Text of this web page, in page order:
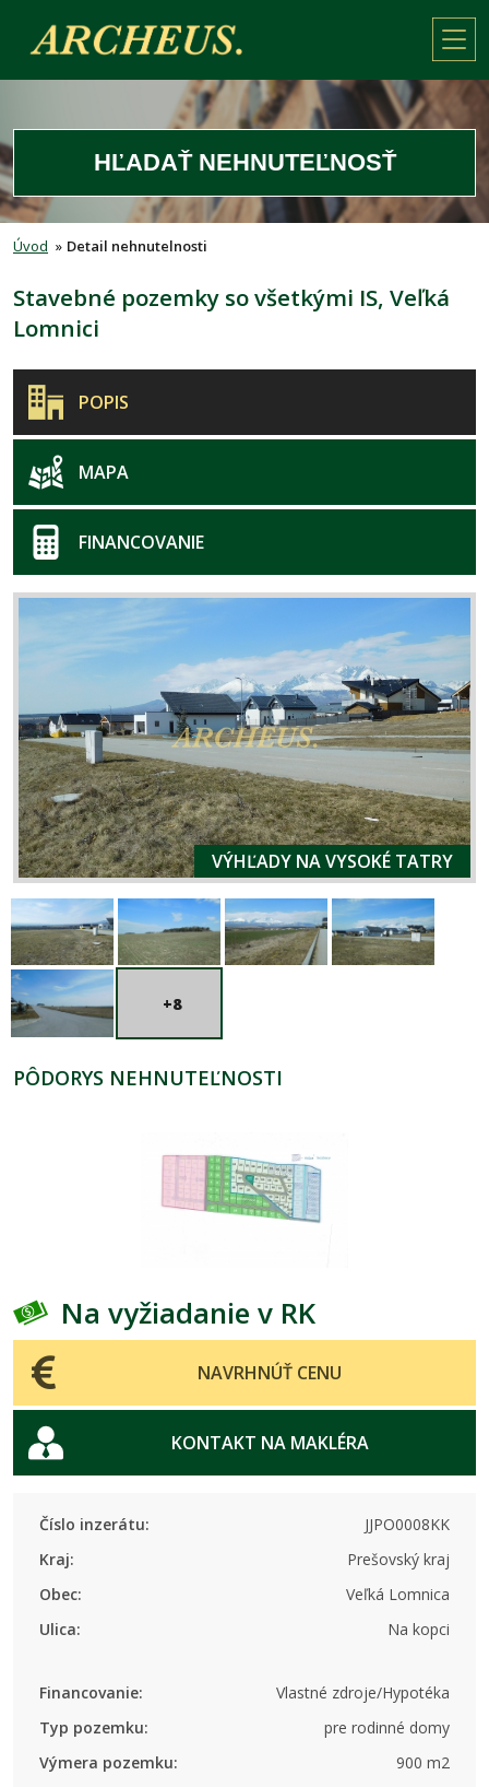
HĽADAŤ NEHNUTEĽNOSŤ
Úvod » Detail nehnutelnosti
Stavebné pozemky so všetkými IS, Veľká
Lomnici
POPIS
MAPA
FINANCOVANIE
VÝHĽADY NA VYSOKÉ TATRY
+8
PÔDORYS NEHNUTEĽNOSTI
Na vyžiadanie v RK
NAVRHNÚŤ CENU
KONTAKT NA MAKLÉRA
Číslo inzerátu:
JJPO0008KK
Kraj:
Prešovský kraj
Obec:
Veľká Lomnica
Ulica:
Na kopci
Financovanie:
Vlastné zdroje/Hypotéka
Typ pozemku:
pre rodinné domy
Výmera pozemku:
900 m2